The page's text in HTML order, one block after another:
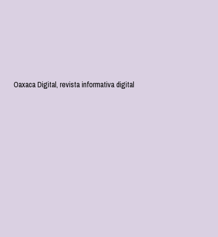
Oaxaca Digital, revista informativa digital